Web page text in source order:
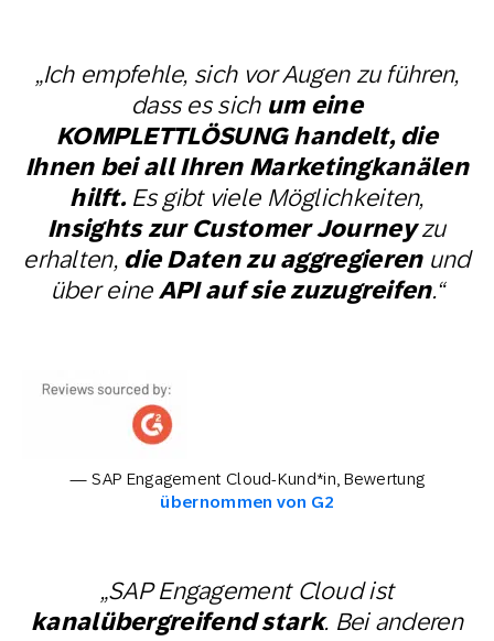
„Ich empfehle, sich vor Augen zu führen,
dass es sich um eine
KOMPLETTLÖSUNG handelt, die
Ihnen bei all Ihren Marketingkanälen
hilft. Es gibt viele Möglichkeiten,
Insights zur Customer Journeyzu
erhalten, die Daten zu aggregierenund
über eineAPI auf sie zuzugreifen.“
— SAP Engagement Cloud-Kund*in, Bewertung
übernommen von G2
„SAP Engagement Cloud ist
kanalübergreifend stark. Bei anderen